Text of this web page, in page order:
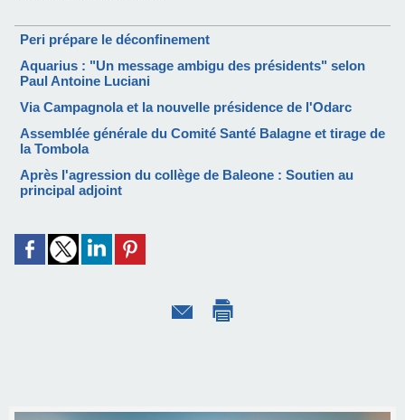
Peri prépare le déconfinement
Aquarius : "Un message ambigu des présidents" selon
Paul Antoine Luciani
Via Campagnola et la nouvelle présidence de l'Odarc
Assemblée générale du Comité Santé Balagne et tirage de
la Tombola
Après l'agression du collège de Baleone : Soutien au
principal adjoint